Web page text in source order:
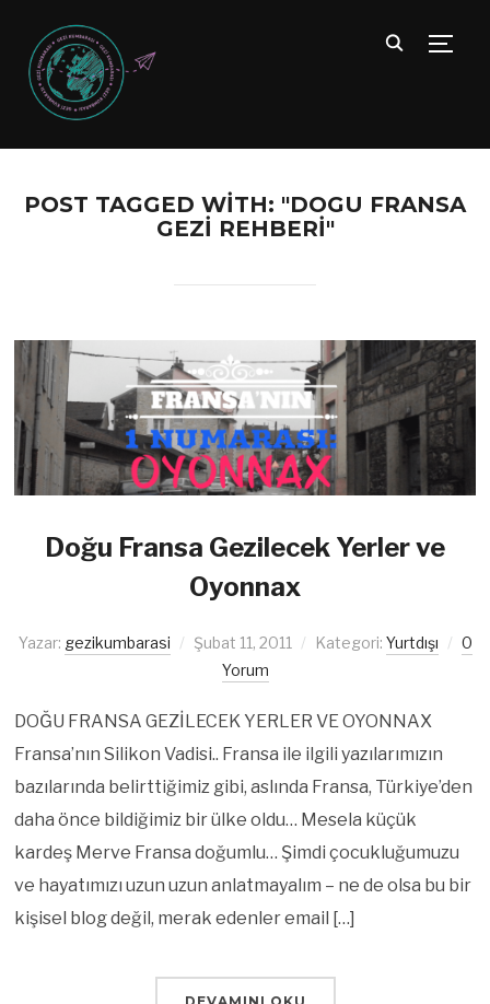
POST TAGGED WITH: "DOGU FRANSA
GEZI REHBERI"
Doğu Fransa Gezilecek Yerler ve
Oyonnax
Yazar: gezikumbarasi Şubat 11, 2011 Kategori: Yurtdışı
0
Yorum
DOĞU FRANSA GEZİLECEK YERLER VE OYONNAX
Fransa’nın Silikon Vadisi.. Fransa ile ilgili yazılarımızın
bazılarında belirttiğimiz gibi, aslında Fransa, Türkiye’den
daha önce bildiğimiz bir ülke oldu… Mesela küçük
kardeş Merve Fransa doğumlu… Şimdi çocukluğumuzu
ve hayatımızı uzun uzun anlatmayalım – ne de olsa bu bir
kişisel blog değil, merak edenler email […]